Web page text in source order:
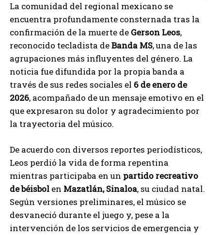
La comunidad del regional mexicano se
encuentra profundamente consternada tras la
confirmación de la muerte de Gerson Leos,
reconocido tecladista deBanda MS, una de las
agrupaciones más influyentes del género. La
noticia fue difundida por la propia banda a
través de sus redes sociales el 6 de enero de
2026, acompañado de un mensaje emotivo en el
que expresaron su dolor y agradecimiento por
la trayectoria del músico.
De acuerdo con diversos reportes periodísticos,
Leos perdió la vida de forma repentina
mientras participaba en un partido recreativo
de béisbol en Mazatlán, Sinaloa, su ciudad natal.
Según versiones preliminares, el músico se
desvaneció durante el juego y, pese a la
intervención de los servicios de emergencia y